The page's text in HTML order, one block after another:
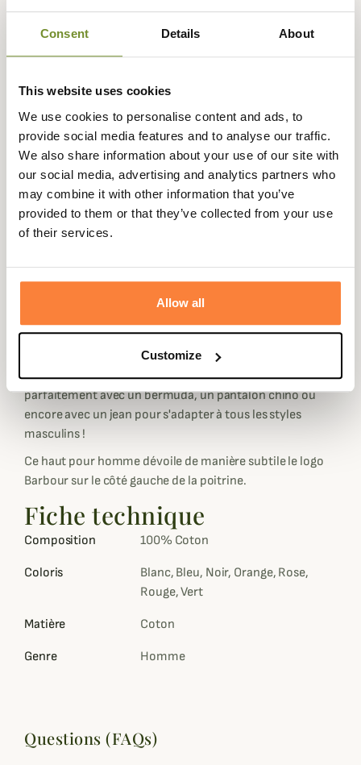
Consent Details About
This website uses cookies
We use cookies to personalise content and ads, to
provide social media features and to analyse our traffic.
We also share information about your use of our site with
our social media, advertising and analytics partners who
may combine it with other information that you’ve
provided to them or that they’ve collected from your use
of their services.
Allow all
Customize
la journée
retour sous
sécurisé
3 fois dès 100
euros
Description
Optez pour le Polo Sports Barbour
pour homme, un
modèle classique et intemporel qui conviendra à tous les
styles ! Sa coupe droite et son design minimaliste le
rend tout aussi élégant.
même lorsqu'il fait plus chaud. Toutefois, son col à deux
Proposé dans de nombreux coloris flashy ou plus sobre,
le Polo Sports Barbour est un incontournable pour toutes
les garde-robes et se porte toute l'année. Il s'associe
parfaitement avec un bermuda, un pantalon chino ou
encore avec un jean pour s'adapter à tous les styles
masculins !
Ce haut pour homme dévoile de manière subtile le logo
Barbour sur le côté gauche de la poitrine.
Fiche technique
Composition 100% Coton
Coloris
Blanc, Bleu, Noir, Orange, Rose,
Rouge, Vert
Matière Coton
Genre Homme
Questions (FAQs)